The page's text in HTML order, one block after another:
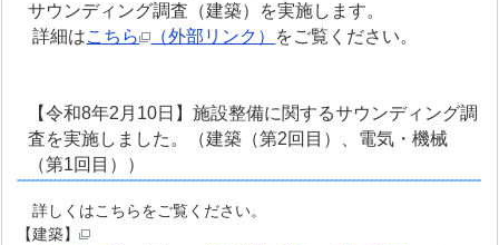
サウンディング調査（建築）を実施します。
詳細はこちら （外部リンク） をご覧ください。
【令和8年2月10日】施設整備に関するサウンディング調
査を実施しました。（建築（第2回目）、電気・機械
（第1回目））
詳しくはこちらをご覧ください。
【建築】